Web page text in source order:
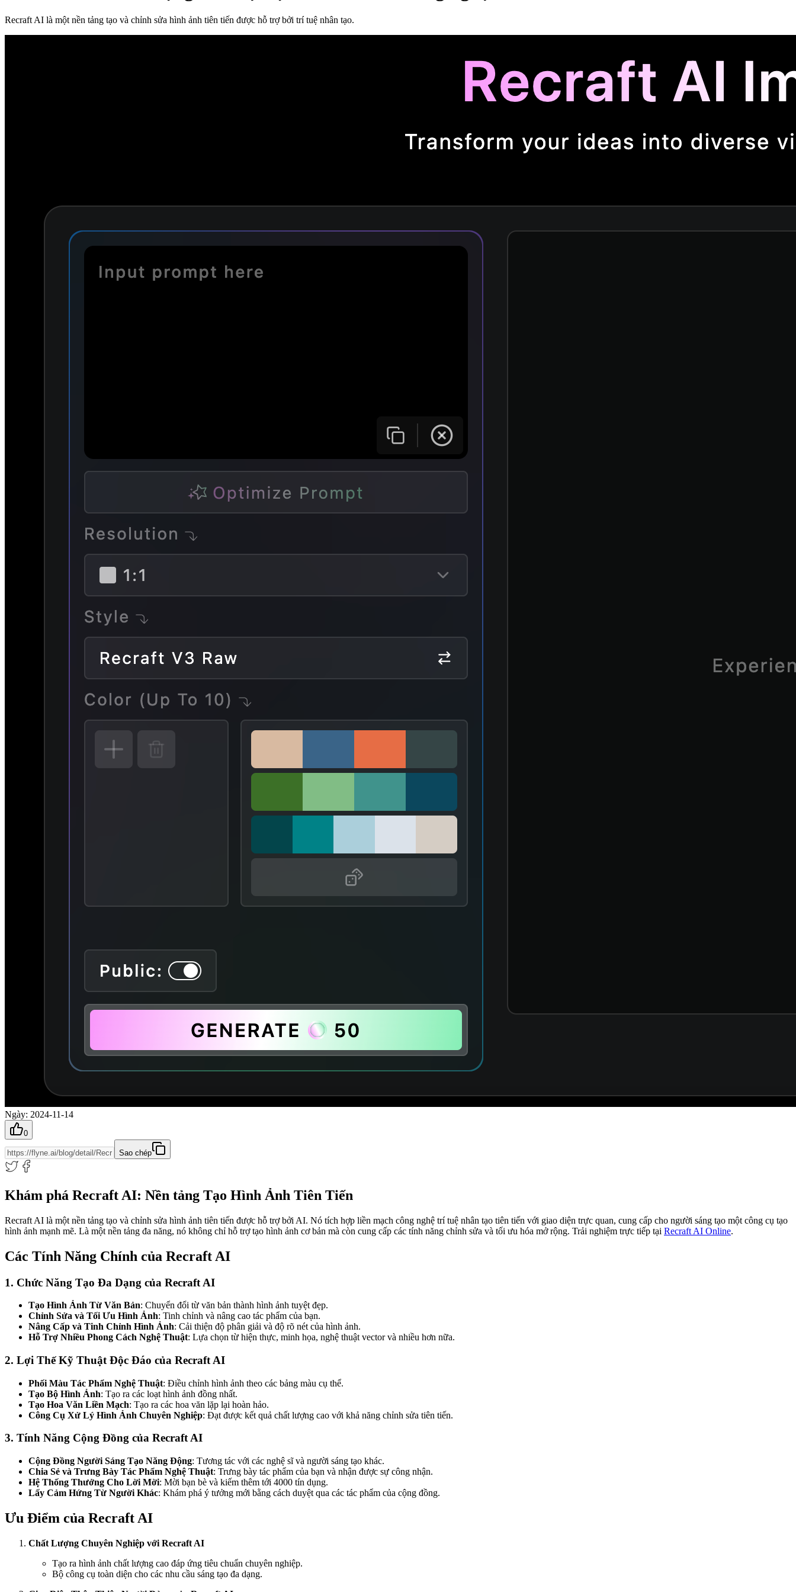
Recraft AI là một nền tảng tạo và chỉnh sửa hình ảnh tiên tiến được hỗ trợ bởi trí tuệ nhân tạo.
Ngày: 2024-11-14
0
Sao chép
Khám phá Recraft AI: Nền tảng Tạo Hình Ảnh Tiên Tiến
Recraft AI là một nền tảng tạo và chỉnh sửa hình ảnh tiên tiến được hỗ trợ bởi AI. Nó tích hợp liền mạch công nghệ trí tuệ nhân tạo tiên tiến với giao diện trực quan, cung cấp cho người sáng tạo một công cụ tạo
hình ảnh mạnh mẽ. Là một nền tảng đa năng, nó không chỉ hỗ trợ tạo hình ảnh cơ bản mà còn cung cấp các tính năng chỉnh sửa và tối ưu hóa mở rộng. Trải nghiệm trực tiếp tại Recraft AI Online.
Các Tính Năng Chính của Recraft AI
1. Chức Năng Tạo Đa Dạng của Recraft AI
Tạo Hình Ảnh Từ Văn Bản: Chuyển đổi từ văn bản thành hình ảnh tuyệt đẹp.
Chỉnh Sửa và Tối Ưu Hình Ảnh: Tinh chỉnh và nâng cao tác phẩm của bạn.
Nâng Cấp và Tinh Chỉnh Hình Ảnh: Cải thiện độ phân giải và độ rõ nét của hình ảnh.
Hỗ Trợ Nhiều Phong Cách Nghệ Thuật: Lựa chọn từ hiện thực, minh họa, nghệ thuật vector và nhiều hơn nữa.
2. Lợi Thế Kỹ Thuật Độc Đáo của Recraft AI
Phối Màu Tác Phẩm Nghệ Thuật: Điều chỉnh hình ảnh theo các bảng màu cụ thể.
Tạo Bộ Hình Ảnh: Tạo ra các loạt hình ảnh đồng nhất.
Tạo Hoa Văn Liền Mạch: Tạo ra các hoa văn lặp lại hoàn hảo.
Công Cụ Xử Lý Hình Ảnh Chuyên Nghiệp: Đạt được kết quả chất lượng cao với khả năng chỉnh sửa tiên tiến.
3. Tính Năng Cộng Đồng của Recraft AI
Cộng Đồng Người Sáng Tạo Năng Động: Tương tác với các nghệ sĩ và người sáng tạo khác.
Chia Sẻ và Trưng Bày Tác Phẩm Nghệ Thuật: Trưng bày tác phẩm của bạn và nhận được sự công nhận.
Hệ Thống Thưởng Cho Lời Mời: Mời bạn bè và kiếm thêm tới 4000 tín dụng.
Lấy Cảm Hứng Từ Người Khác: Khám phá ý tưởng mới bằng cách duyệt qua các tác phẩm của cộng đồng.
Ưu Điểm của Recraft AI
Chất Lượng Chuyên Nghiệp với Recraft AI
Tạo ra hình ảnh chất lượng cao đáp ứng tiêu chuẩn chuyên nghiệp.
Bộ công cụ toàn diện cho các nhu cầu sáng tạo đa dạng.